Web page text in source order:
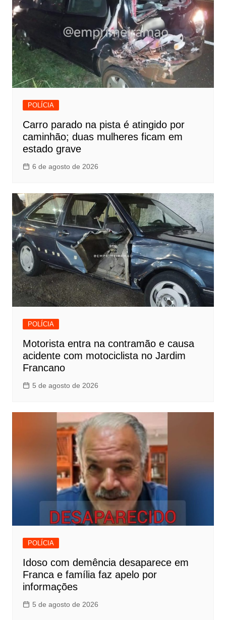
POLÍCIA
Carro parado na pista é atingido por
caminhão; duas mulheres ficam em
estado grave
6 de agosto de 2026
POLÍCIA
Motorista entra na contramão e causa
acidente com motociclista no Jardim
Francano
5 de agosto de 2026
POLÍCIA
Idoso com demência desaparece em
Franca e família faz apelo por
informações
5 de agosto de 2026